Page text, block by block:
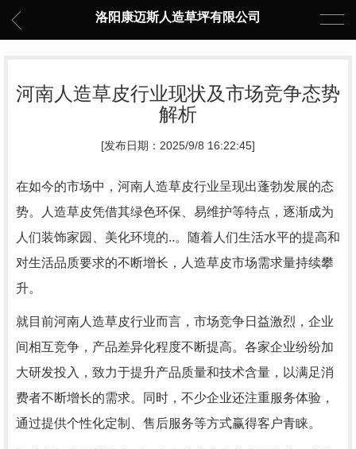
洛阳康迈斯人造草坪有限公司
河南人造草皮行业现状及市场竞争态势
解析
[发布日期：2025/9/8 16:22:45]
在如今的市场中，河南人造草皮行业呈现出蓬勃发展的态
势。人造草皮凭借其绿色环保、易维护等特点，逐渐成为
人们装饰家园、美化环境的..。随着人们生活水平的提高和
对生活品质要求的不断增长，人造草皮市场需求量持续攀
升。
就目前河南人造草皮行业而言，市场竞争日益激烈，企业
间相互竞争，产品差异化程度不断提高。各家企业纷纷加
大研发投入，致力于提升产品质量和技术含量，以满足消
费者不断增长的需求。同时，不少企业还注重服务体验，
通过提供个性化定制、售后服务等方式赢得客户青睐。